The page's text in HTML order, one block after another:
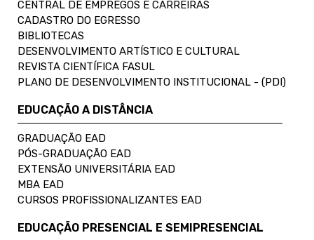
CENTRAL DE EMPREGOS E CARREIRAS
CADASTRO DO EGRESSO
BIBLIOTECAS
DESENVOLVIMENTO ARTÍSTICO E CULTURAL
REVISTA CIENTÍFICA FASUL
PLANO DE DESENVOLVIMENTO INSTITUCIONAL - (PDI)
EDUCAÇÃO A DISTÂNCIA
GRADUAÇÃO EAD
PÓS-GRADUAÇÃO EAD
EXTENSÃO UNIVERSITÁRIA EAD
MBA EAD
CURSOS PROFISSIONALIZANTES EAD
EDUCAÇÃO PRESENCIAL E SEMIPRESENCIAL